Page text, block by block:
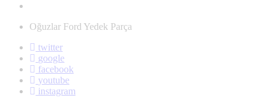
Oğuzlar Ford Yedek Parça
twitter
google
facebook
youtube
instagram